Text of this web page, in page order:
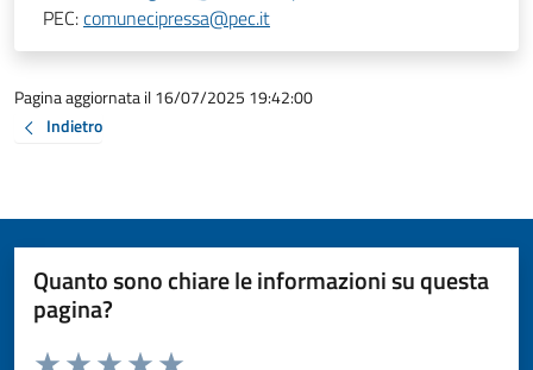
PEC:comunecipressa@pec.it
Pagina aggiornata il 16/07/2025 19:42:00
Indietro
Quanto sono chiare le informazioni su questa
pagina?
Valuta da 1 a 5 stelle la pagina